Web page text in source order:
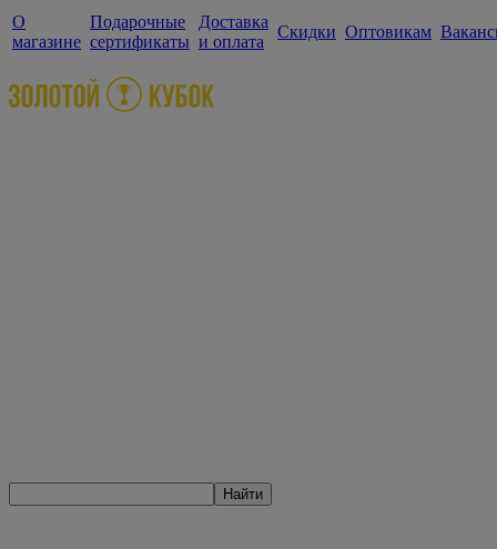
О
магазине
Подарочные
сертификаты
Доставка
и оплата
Скидки Оптовикам
Найти